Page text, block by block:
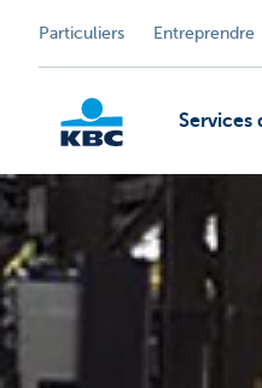
Particuliers Entreprendre
KBC
Services